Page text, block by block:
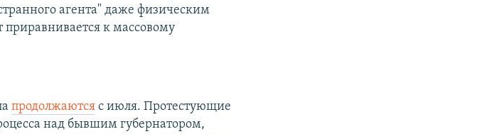
агента" даже физическим
к массовому
продолжаютсяс июля. Протестующие
над бывшим губернатором,